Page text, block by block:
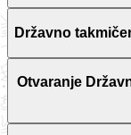
Državno
Otvaranje